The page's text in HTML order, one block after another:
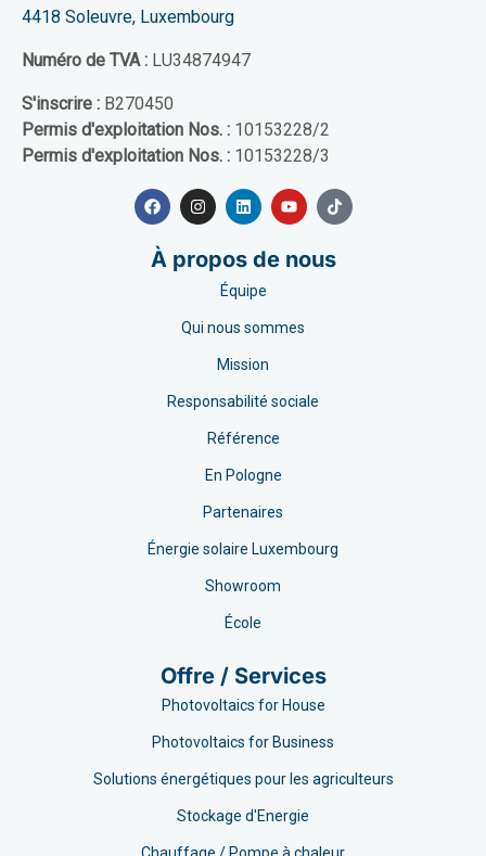
4418 Soleuvre, Luxembourg
Numéro de TVA : LU34874947
S'inscrire : B270450
Permis d'exploitation Nos. : 10153228/2
Permis d'exploitation Nos. : 10153228/3
À propos de nous
Équipe
Qui nous sommes
Mission
Responsabilité sociale
Référence
En Pologne
Partenaires
Énergie solaire Luxembourg
Showroom
École
Offre / Services
Photovoltaics for House
Photovoltaics for Business
Solutions énergétiques pour les agriculteurs
Stockage d'Energie